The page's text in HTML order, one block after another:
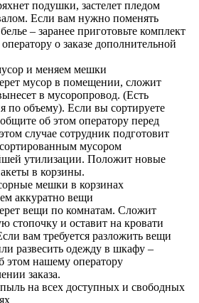
подушки, застелет пледом
Если вам нужно поменять
– заранее приготовьте комплект
о заказе дополнительной
и меняем мешки
мусор в помещении, сложит
в мусоропровод. (Есть
по объему). Если вы сортируете
об этом оператору перед
случае сотрудник подготовит
мусором
утилизации. Положит новые
в корзины.
мешки в корзинах
аккуратно вещи
вещи по комнатам. Сложит
стопочку и оставит на кровати
вам требуется разложить вещи
развесить одежду в шкафу –
этом нашему оператору
заказа.
на всех доступных и свободных